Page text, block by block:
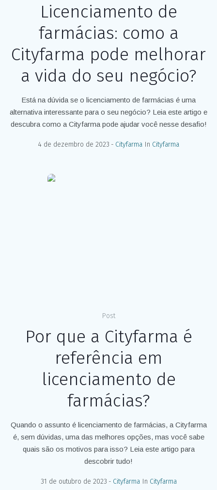
Licenciamento de
farmácias: como a
Cityfarma pode melhorar
a vida do seu negócio?
Está na dúvida se o licenciamento de farmácias é uma
alternativa interessante para o seu negócio? Leia este artigo e
descubra como a Cityfarma pode ajudar você nesse desafio!
4 de dezembro de 2023 Cityfarma In Cityfarma
Post
Por que a Cityfarma é
referência em
licenciamento de
farmácias?
Quando o assunto é licenciamento de farmácias, a Cityfarma
é, sem dúvidas, uma das melhores opções, mas você sabe
quais são os motivos para isso? Leia este artigo para
descobrir tudo!
31 de outubro de 2023 Cityfarma In Cityfarma